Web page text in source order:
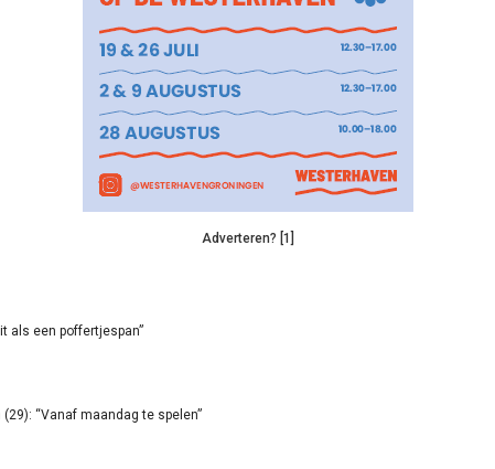
Adverteren? [1]
als een poffertjespan”
“Vanaf maandag te spelen”